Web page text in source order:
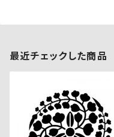
最近チェックした商品